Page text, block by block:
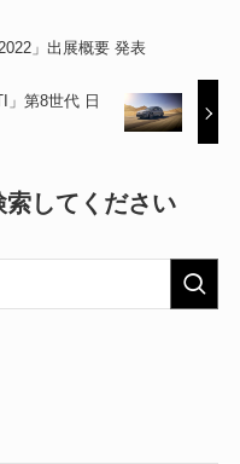
」出展概要 発表
」第8世代 日
してください